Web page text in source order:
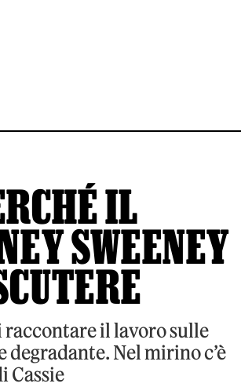
IL
SWEENEY
raccontare il lavoro sulle
Nel mirino c’è
Cassie